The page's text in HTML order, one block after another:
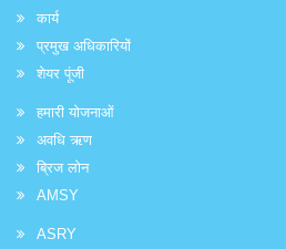
कार्य
प्रमुख अधिकारियों
शेयर पूंजी
हमारी योजनाओं
अवधि ऋण
ब्रिज लोन
AMSY
ASRY